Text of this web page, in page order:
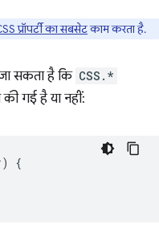
प्रॉपर्टी का सबसेटकाम करता है.
सकता है कि CSS.*
गई है या नहीं:
)
{